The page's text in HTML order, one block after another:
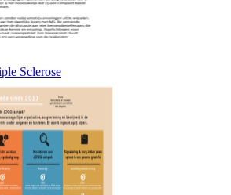
Sclerose